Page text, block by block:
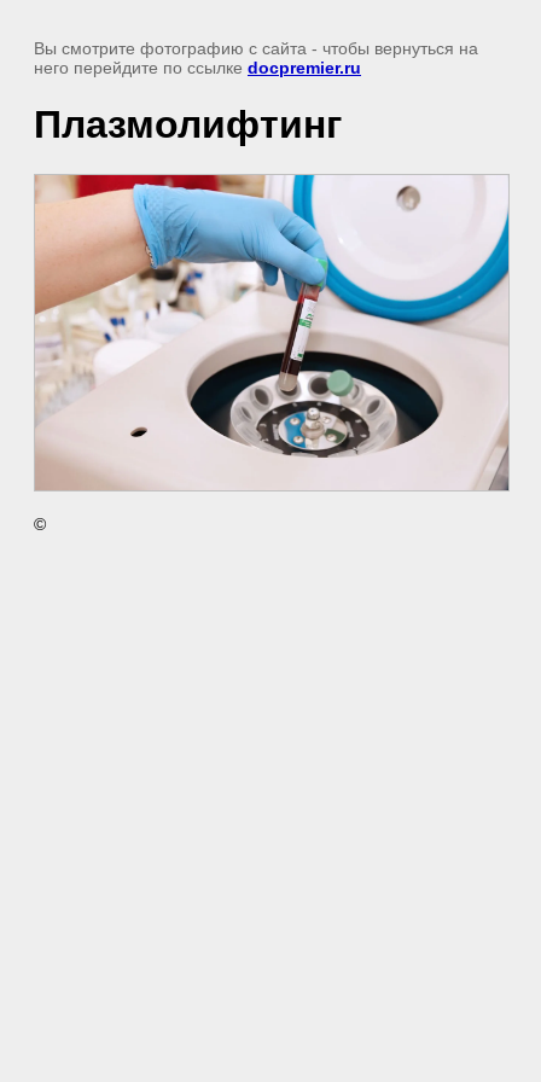
Вы смотрите фотографию с сайта - чтобы вернуться на
него перейдите по ссылке docpremier.ru
Плазмолифтинг
©